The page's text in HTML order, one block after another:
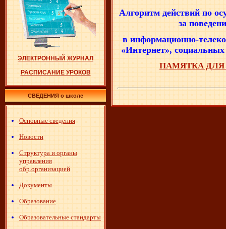
ЭЛЕКТРОННЫЙ ЖУРНАЛ
РАСПИСАНИЕ УРОКОВ
СВЕДЕНИЯ о школе
Основные сведения
Новости
Структура и органы
управления
обр.организацией
Документы
Образование
Образовательные стандарты
Алгоритм действий по
за
в информационно-
«Интернет»,
ПАМЯТКА ДЛЯ